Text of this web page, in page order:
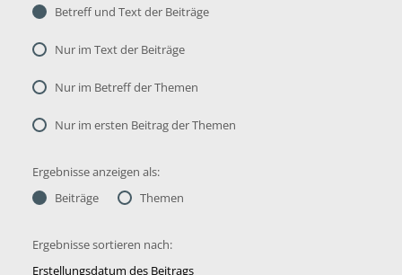
Betreff und Text der Beiträge
Nur im Text der Beiträge
Nur im Betreff der Themen
Nur im ersten Beitrag der Themen
Ergebnisse anzeigen als:
Beiträge
Themen
Ergebnisse sortieren nach: